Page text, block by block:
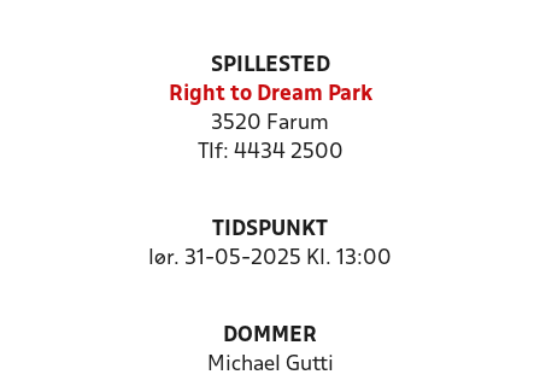
SPILLESTED
Right to Dream Park
3520 Farum
Tlf: 4434 2500
TIDSPUNKT
lør. 31-05-2025 Kl. 13:00
DOMMER
Michael Gutti